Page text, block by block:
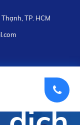
TP. HCM